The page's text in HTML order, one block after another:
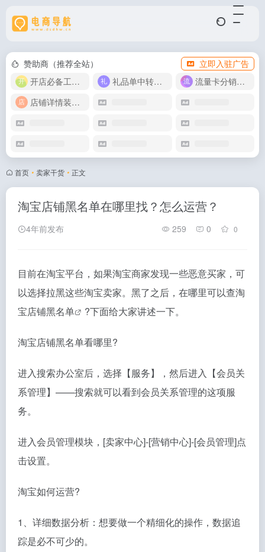
赞助商（推荐全站）
立即入驻广告
开店必备工具箱
礼品单中转同步单
流量卡分销代理
店铺详情装修模版
首页 • 卖家干货 • 正文
淘宝店铺黑名单在哪里找？怎么运营？
4年前发布 259 0 0
目前在淘宝平台，如果淘宝商家发现一些恶意买家，可
以选择拉黑这些淘宝卖家。黑了之后，在哪里可以查淘
宝店铺黑名单
?下面给大家讲述一下。
淘宝店铺黑名单看哪里?
进入搜索办公室后，选择【服务】，然后进入【会员关
系管理】——搜索就可以看到会员关系管理的这项服
务。
进入会员管理模块，[卖家中心]-[营销中心]-[会员管理]点
击设置。
淘宝如何运营?
1、详细数据分析：想要做一个精细化的操作，数据追
踪是必不可少的。